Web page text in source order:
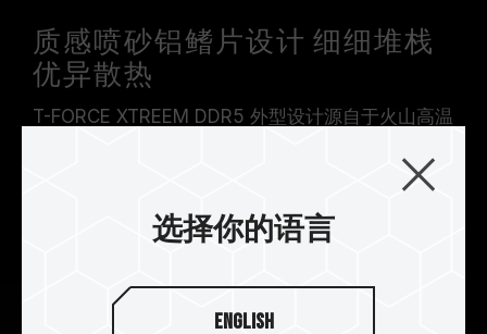
质感喷砂铝鳍片设计 细细堆栈
优异散热
T-FORCE XTREEM DDR5 外型设计源自于火山高温
厚实金属两片式倾斜铝鳍片设计，呈现玄武岩与沙
滩的外型视觉，得到优异降温的散热效果，烙印 T-
FORCE logo 徽章，认证极致玩味。
选择你的语言
English